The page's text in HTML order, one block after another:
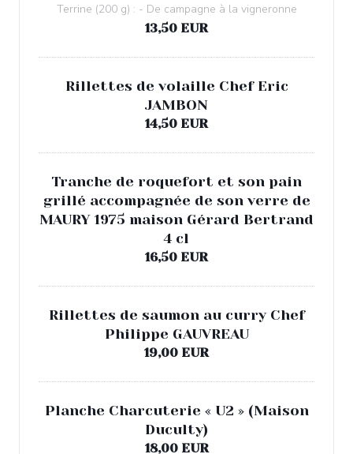
Terrine (200 g) : - De campagne à la vigneronne
13,50 EUR
Rillettes de volaille Chef Eric
JAMBON
14,50 EUR
Tranche de roquefort et son pain
grillé accompagnée de son verre de
MAURY 1975 maison Gérard Bertrand
4 cl
16,50 EUR
Rillettes de saumon au curry Chef
Philippe GAUVREAU
19,00 EUR
Planche Charcuterie « U2 » (Maison
Duculty)
18,00 EUR